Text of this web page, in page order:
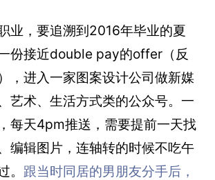
业，要追溯到2016年毕业的夏
份接近double pay的offer（反
，进入一家图案设计公司做新媒
术、生活方式类的公众号。一
每天4pm推送，需要提前一天找
编辑图片，连轴转的时候不吃午
。 跟当时同居的男朋友分手后，